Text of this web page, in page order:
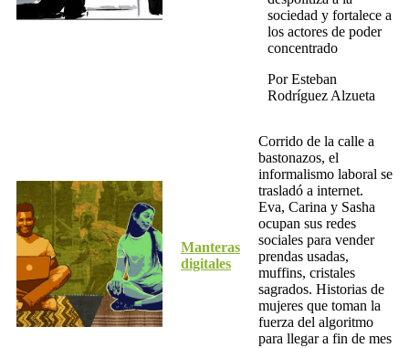
sociedad y fortalece a
los actores de poder
concentrado
Por Esteban
Rodríguez Alzueta
Manteras
digitales
Corrido de la calle a
bastonazos, el
informalismo laboral se
trasladó a internet.
Eva, Carina y Sasha
ocupan sus redes
sociales para vender
prendas usadas,
muffins, cristales
sagrados. Historias de
mujeres que toman la
fuerza del algoritmo
para llegar a fin de mes